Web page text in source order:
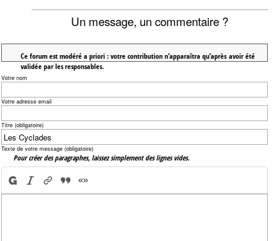
Un message, un commentaire ?
Ce forum est modéré a priori : votre contribution n’apparaîtra qu’après avoir été
validée par les responsables.
Votre nom
Votre adresse email
Titre (obligatoire)
Texte de votre message (obligatoire)
Pour créer des paragraphes, laissez simplement des lignes vides.